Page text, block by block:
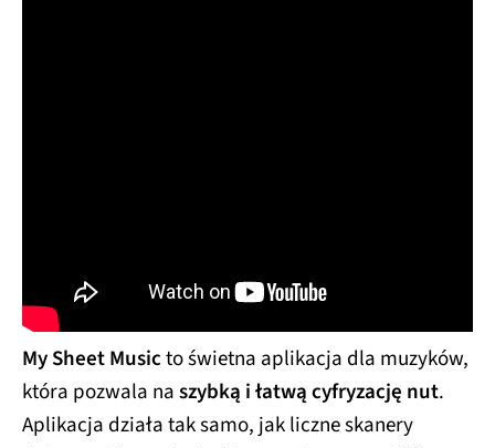
My Sheet Musicto świetna aplikacja dla muzyków,
która pozwala naszybką i łatwą cyfryzację nut.
Aplikacja działa tak samo, jak liczne skanery